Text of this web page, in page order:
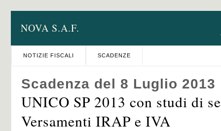
NOVA S.A.F.
NOTIZIE FISCALI SCADENZE
Scadenza del 8 Luglio 2013
UNICO SP 2013 con studi di
Versamenti IRAP e IVA